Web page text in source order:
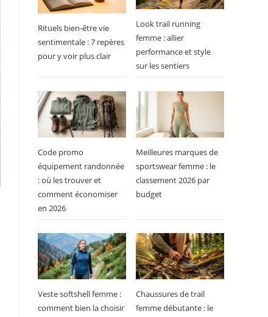
Rituels bien-être vie
sentimentale : 7 repères
pour y voir plus clair
Look trail running
femme : allier
performance et style
sur les sentiers
Code promo
équipement randonnée
: où les trouver et
comment économiser
en 2026
Meilleures marques de
sportswear femme : le
classement 2026 par
budget
Veste softshell femme :
comment bien la choisir
Chaussures de trail
femme débutante : le